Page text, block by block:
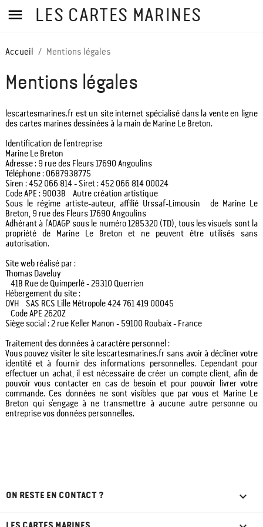
 LES CARTES MARINES
Accueil Mentions légales
Mentions légales
lescartesmarines.fr est un site internet spécialisé dans la vente en ligne
des cartes marines dessinées à la main de Marine Le Breton.
Identification de l’entreprise
Marine Le Breton
Adresse : 9 rue des Fleurs 17690 Angoulins
Téléphone : 0687938775
Siren : 452 066 814 - Siret : 452 066 814 00024
Code APE : 9003B Autre création artistique
Sous le régime artiste-auteur, affilié Urssaf-Limousin de Marine Le
Breton, 9 rue des Fleurs 17690 Angoulins
Adhérant à l’ADAGP sous le numéro 1285320 (TD), tous les visuels sont la
propriété de Marine Le Breton et ne peuvent être utilisés sans
autorisation.
Site web réalisé par :
Thomas Daveluy
41B Rue de Quimperlé - 29310 Querrien
Hébergement du site :
OVH SAS RCS Lille Métropole 424 761 419 00045
Code APE 2620Z
Siège social : 2 rue Keller Manon - 59100 Roubaix - France
Traitement des données à caractère personnel :
Vous pouvez visiter le site lescartesmarines.fr sans avoir à décliner votre
identité et à fournir des informations personnelles. Cependant pour
effectuer un achat, il est nécessaire de créer un compte client, afin de
pouvoir vous contacter en cas de besoin et pour pouvoir livrer votre
commande. Ces données ne sont visibles que par vous et Marine Le
Breton qui s’engage à ne transmettre à aucune autre personne ou
entreprise vos données personnelles.
ON RESTE EN CONTACT ? 